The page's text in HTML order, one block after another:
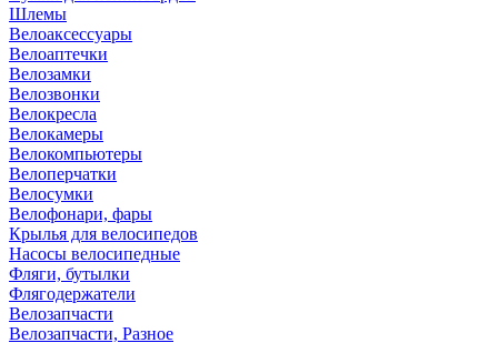
Шлемы
Велоаксессуары
Велоаптечки
Велозамки
Велозвонки
Велокресла
Велокамеры
Велокомпьютеры
Велоперчатки
Велосумки
Велофонари, фары
Крылья для велосипедов
Насосы велосипедные
Фляги, бутылки
Флягодержатели
Велозапчасти
Велозапчасти, Разное